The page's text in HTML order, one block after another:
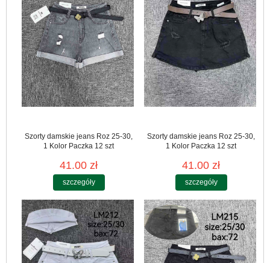
Szorty damskie jeans Roz 25-30,
1 Kolor Paczka 12 szt
41.00 zł
szczegóły
Szorty damskie jeans Roz 25-30,
1 Kolor Paczka 12 szt
41.00 zł
szczegóły